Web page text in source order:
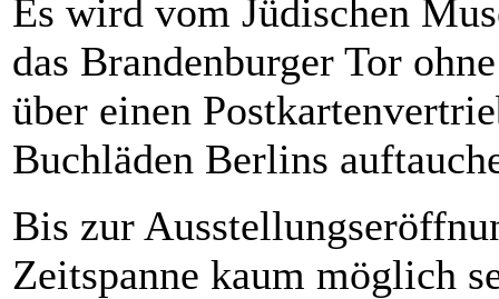
Es wird vom Jüdischen
das Brandenburger Tor
über einen
Buchläden Berlins
Bis zur
Zeitspanne kaum möglich